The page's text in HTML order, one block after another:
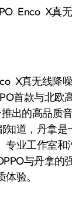
Enco X真
X真无线降噪
首款与北欧
出的高品质
知道，丹拿是
专业工作室和
与丹拿的
体验。